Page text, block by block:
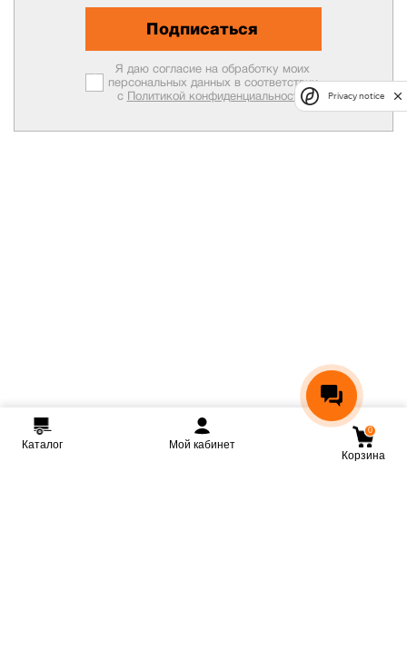
Подписаться
Я даю согласие на обработку моих
персональных данных в соответствии
с Политикой конфиденциальности.
Каталог Мой кабинет
0
Корзина
Privacy notice